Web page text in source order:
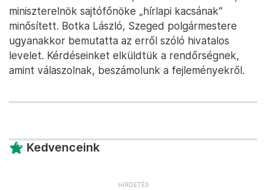
miniszterelnök sajtófőnöke „hírlapi kacsának”
minősített. Botka László, Szeged polgármestere
ugyanakkor bemutatta az erről szóló hivatalos
levelet. Kérdéseinket elküldtük a rendőrségnek,
amint válaszolnak, beszámolunk a fejleményekről.
Kedvenceink